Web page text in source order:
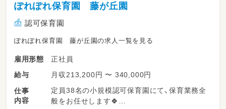
ぽれぽれ保育園 藤が丘園
認可保育園
ぽれぽれ保育園 藤が丘園の求人一覧を見る
雇用形態
正社員
給与
月収213,200円 〜 340,000円
仕事
内容
定員38名の小規模認可保育園にて、保育業務全
般をお任せします🍀